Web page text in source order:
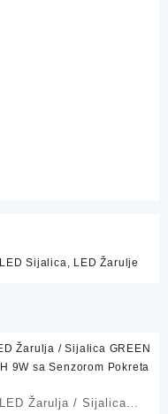
LED Sijalica, LED Žarulje
LED Žarulja / Sijalica